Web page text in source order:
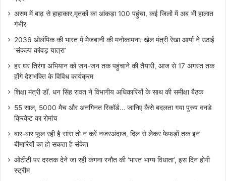
असम में बाढ़ से हाहाकार,मृतकों का आंकड़ा 100 पहुंचा, कई जिलों में अब भी हालात
गंभीर
2036 ओलंपिक की भारत में मेजबानी की मनोकामना: खेल मंत्री रेखा आर्या ने उठाई
‘संकल्प कांवड़ यात्रा’
हर घर तिरंगा अभियान को जन-जन तक पहुंचाने की तैयारी, आज से 17 अगस्त तक
होंगे देशभक्ति के विविध कार्यक्रम
शिक्षा मंत्री डॉ. धन सिंह रावत ने विभागीय अधिकारियों के साथ की समीक्षा बैठक
55 साल, 5000 मैच और अनगिनत रिकॉर्ड… जानिए कैसे बदलता गया पुरुष वनडे
क्रिकेट का रोमांच
बार-बार फूल रही है सांस तो न करें नजरअंदाज, दिल से लेकर फेफड़ों तक इन
बीमारियों का हो सकता है संकेत
ओटीटी पर दस्तक देने जा रही कंगना रनौत की ‘भारत भाग्य विधाता’, इस दिन होगी
स्ट्रीम